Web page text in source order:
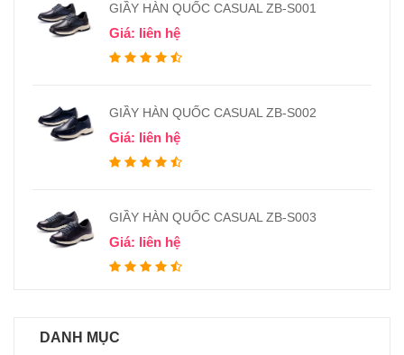
GIẦY HÀN QUỐC CASUAL ZB-S001
Giá: liên hệ
GIẦY HÀN QUỐC CASUAL ZB-S002
Giá: liên hệ
GIẦY HÀN QUỐC CASUAL ZB-S003
Giá: liên hệ
DANH MỤC